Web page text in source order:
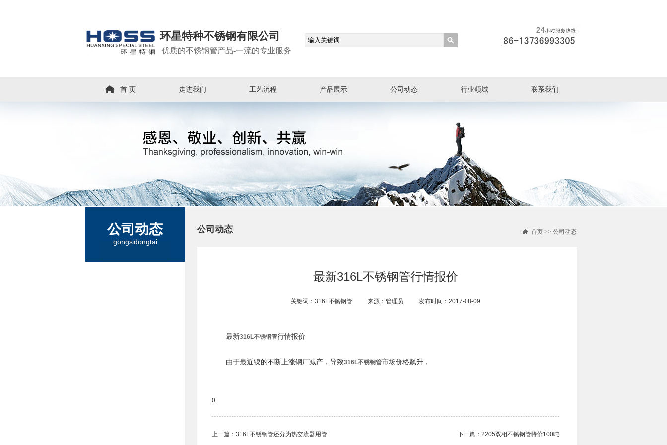
环星特种不锈钢有限公司
优质的不锈钢管产品-一流的专业服务
首 页 走进我们 工艺流程 产品展示 公司动态 行业领域 联系我们
公司动态
gongsidongtai
公司动态 首页 >> 公司动态
最新316L不锈钢管行情报价
关键词：316L不锈钢管 来源：管理员 发布时间：2017-08-09
最新316L不锈钢管行情报价
由于最近镍的不断上涨钢厂减产，导致316L不锈钢管市场价格飙升，
0
上一篇： 316L不锈钢管还分为热交流器用管 下一篇： 2205双相不锈钢管​特价100吨